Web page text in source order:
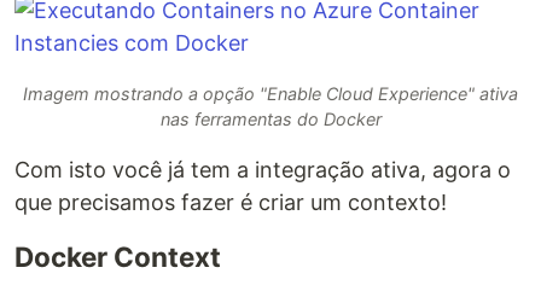
Imagem mostrando a opção "Enable Cloud Experience" ativa
nas ferramentas do Docker
Com isto você já tem a integração ativa, agora o
que precisamos fazer é criar um contexto!
Docker Context